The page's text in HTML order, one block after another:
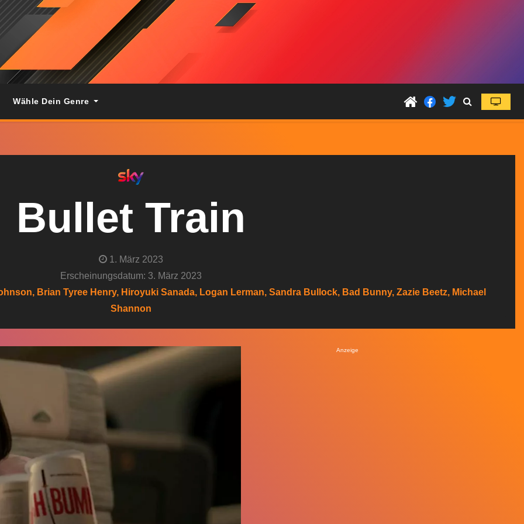
Wähle Dein Genre
Bullet Train
1. März 2023
Erscheinungsdatum: 3. März 2023
Brian Tyree Henry, Hiroyuki Sanada, Logan Lerman, Sandra Bullock, Bad Bunny, Zazie Beetz, Michael
Shannon
Anzeige